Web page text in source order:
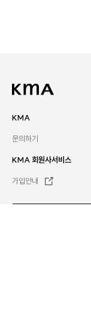
KMA
문의하기
KMA 회원사서비스
가입안내